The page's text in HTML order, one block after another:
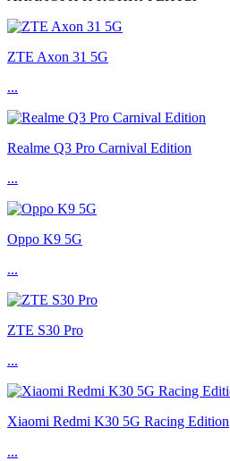
ZTE Axon 31 5G
...
Realme Q3 Pro Carnival Edition
...
Oppo K9 5G
...
ZTE S30 Pro
...
Xiaomi Redmi K30 5G Racing Edition
...